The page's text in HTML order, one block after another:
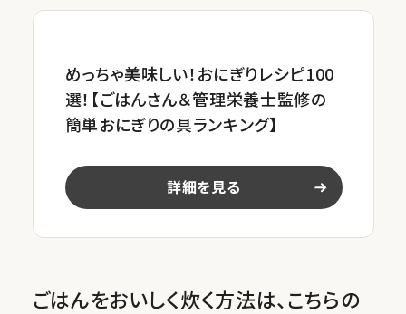
めっちゃ美味しい！おにぎりレシピ100
選！【ごはんさん＆管理栄養士監修の
簡単おにぎりの具ランキング】
詳細を見る
ごはんをおいしく炊く方法は、こちらの